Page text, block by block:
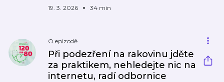
19. 3. 2026 34 min
O epizodě
Při podezření na rakovinu jděte
za praktikem, nehledejte nic na
internetu, radí odbornice